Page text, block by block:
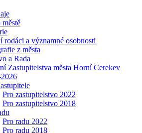
rodáci a významné osobnosti
z města
a Rada
Zastupitelstva města Horní Cerekev
Pro zastupitelstvo 2022
Pro zastupitelstvo 2018
Pro radu 2022
Pro radu 2018